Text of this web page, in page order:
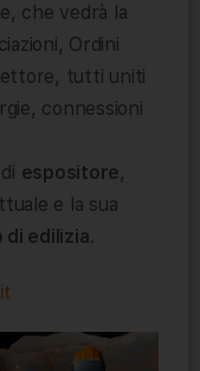
che vedrà la
Ordini
tutti uniti
connessioni
espositore,
e la sua
di edilizia.